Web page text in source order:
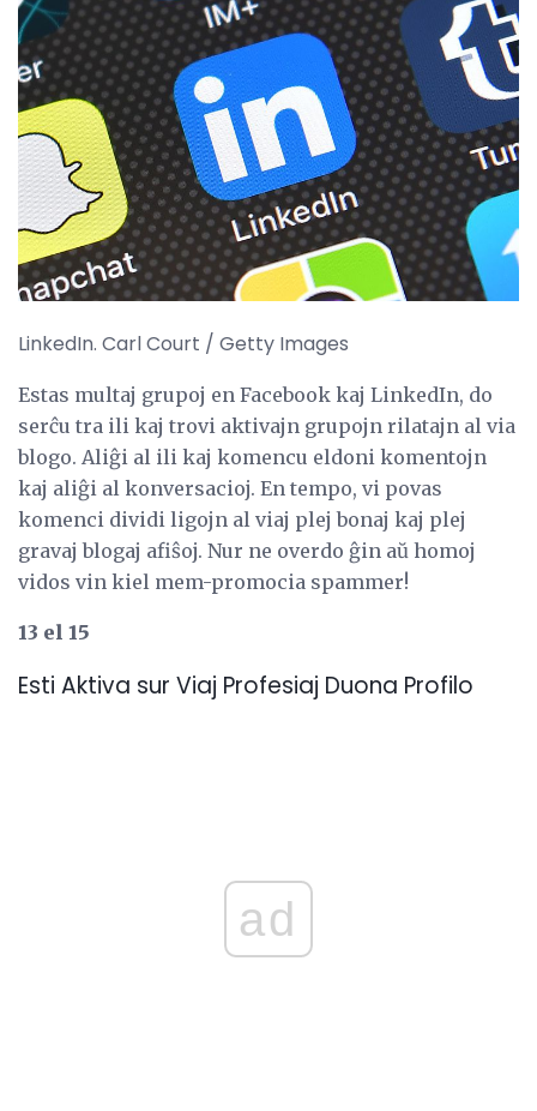
LinkedIn. Carl Court / Getty Images
Estas multaj grupoj en Facebook kaj LinkedIn, do
serĉu tra ili kaj trovi aktivajn grupojn rilatajn al via
blogo. Aliĝi al ili kaj komencu eldoni komentojn
kaj aliĝi al konversacioj. En tempo, vi povas
komenci dividi ligojn al viaj plej bonaj kaj plej
gravaj blogaj afiŝoj. Nur ne overdo ĝin aŭ homoj
vidos vin kiel mem-promocia spammer!
13 el 15
Esti Aktiva sur Viaj Profesiaj Duona Profilo
ad